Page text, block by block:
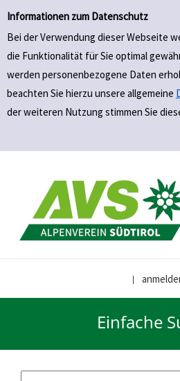
Einfache Suche
Informationen zum Datenschutz
Bei der Verwendung dieser Webseite
die Funktionalität für Sie optimal
werden personenbezogene Daten
beachten Sie hierzu unsere allgemeine
der weiteren Nutzung stimmen Sie
Zur Trefferliste springen
Einfache